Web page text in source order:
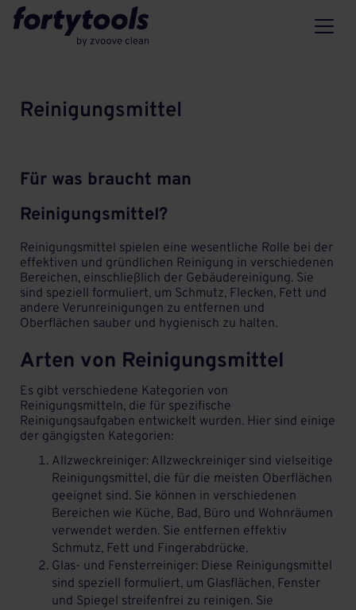
Reinigungsmittel
Für was braucht man
Reinigungsmittel?
Reinigungsmittel spielen eine wesentliche Rolle bei der
effektiven und gründlichen Reinigung in verschiedenen
Bereichen, einschließlich der Gebäudereinigung. Sie
sind speziell formuliert, um Schmutz, Flecken, Fett und
andere Verunreinigungen zu entfernen und
Oberflächen sauber und hygienisch zu halten.
Arten von Reinigungsmittel
Es gibt verschiedene Kategorien von
Reinigungsmitteln, die für spezifische
Reinigungsaufgaben entwickelt wurden. Hier sind einige
der gängigsten Kategorien:
Allzweckreiniger: Allzweckreiniger sind vielseitige
Reinigungsmittel, die für die meisten Oberflächen
geeignet sind. Sie können in verschiedenen
Bereichen wie Küche, Bad, Büro und Wohnräumen
verwendet werden. Sie entfernen effektiv
Schmutz, Fett und Fingerabdrücke.
Glas- und Fensterreiniger: Diese Reinigungsmittel
sind speziell formuliert, um Glasflächen, Fenster
und Spiegel streifenfrei zu reinigen. Sie